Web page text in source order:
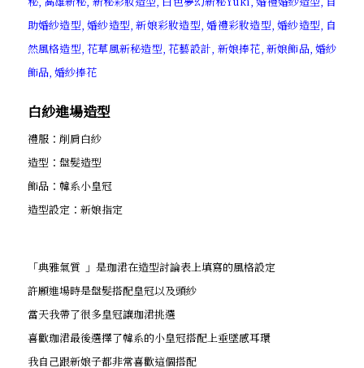
白紗進場造型
禮服：削肩白紗
造型：盤髮造型
飾品：韓系小皇冠
造型設定：新娘指定
「典雅氣質 」是珈涒在造型討論表上填寫的風格設定
許願進場時是盤髮搭配皇冠以及頭紗
當天我帶了很多皇冠讓珈涒挑選
喜歡珈涒最後選擇了韓系的小皇冠搭配上垂墜感耳環
我自己跟新娘子都非常喜歡這個搭配